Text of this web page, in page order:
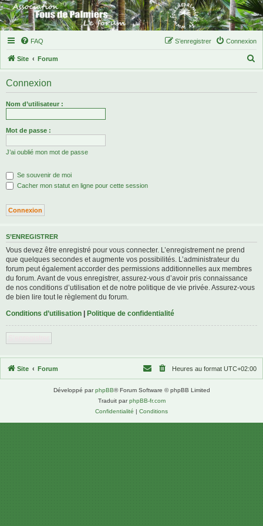
FAQ Connexion
S’enregistrer
Site Forum
Connexion
Nom d’utilisateur :
Mot de passe :
J’ai oublié mon mot de passe
Se souvenir de moi
Cacher mon statut en ligne pour cette session
S’ENREGISTRER
Vous devez être enregistré pour vous connecter. L’enregistrement ne prend
que quelques secondes et augmente vos possibilités. L’administrateur du
forum peut également accorder des permissions additionnelles aux membres
du forum. Avant de vous enregistrer, assurez-vous d’avoir pris connaissance
de nos conditions d’utilisation et de notre politique de vie privée. Assurez-vous
de bien lire tout le règlement du forum.
Conditions d’utilisation | Politique de confidentialité
Site Forum Heures au format UTC+02:00
Développé parphpBB® Forum Software © phpBB Limited
Traduit parphpBB-fr.com
Confidentialité | Conditions